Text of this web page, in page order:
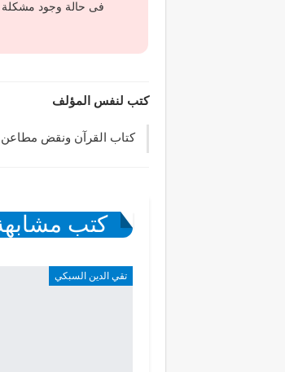
فى حالة وجود مشكلة
كتب لنفس المؤلف
كتاب القرآن ونقض مطاعن
كتب
تقي الدين السبكي